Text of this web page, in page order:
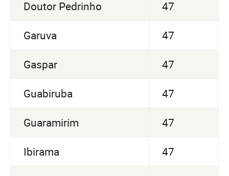
Doutor Pedrinho 47
Garuva 47
Gaspar 47
Guabiruba 47
Guaramirim 47
Ibirama 47